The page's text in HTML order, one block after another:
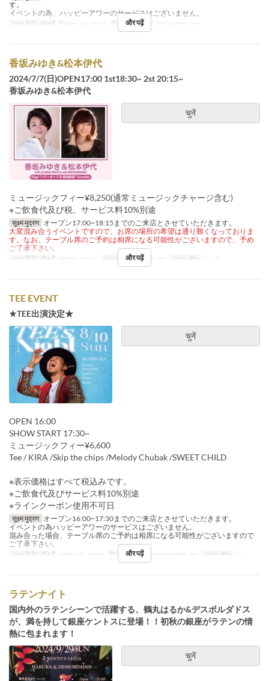
す。
イベントの為、ハッピーアワーのサービスはございません。
मान्य तिथि सीमाएँ दिसम्बर 29, 2024 दिन स भोजन रात का खाना, रात
और पढ़ें
香坂みゆき&松本伊代
2024/7/7(日)OPEN17:00 1st18:30~ 2st 20:15~
香坂みゆき&松本伊代
चुनें
ミュージックフィー¥8,250(通常ミュージックチャージ含む)
※ご飲食代及び税、サービス料10%別途
सूक्ष्म मुद्रण オープン17:00~18:15までのご来店とさせていただきます。
大変混み合うイベントですので、お席の場所の希望は通り難くなっておりま
す。なお、テーブル席のご予約は相席になる可能性がございますので、予め
ご了承下さい。
मान्य तिथि सीमाएँ
जुल 07, 2024 भोजन रात का खाना, रात आदेश सीमा 1 ~ 9
और पढ़ें
TEE EVENT
★TEE出演決定★
चुनें
OPEN 16:00
SHOW START 17:30~
ミュージックフィー¥6,600
Tee / KIRA /Skip the chips /Melody Chubak /SWEET CHILD
※表示価格はすべて税込みです。
※ご飲食代及びサービス料10%別途
※ラインクーポン使用不可日
सूक्ष्म मुद्रण オープン16:00~17:30までのご来店とさせていただきます。
イベントの為ハッピーアワーのサービスはございません。
混み合った場合、テーブル席のご予約は相席になる可能性がございますので
ご了承下さい。
मान्य तिथि सीमाएँ
अगस्त 10, 2025 दिन स भोजन रात का खाना, रात आदेश सीमा 1 ~
और पढ़ें
ラテンナイト
国内外のラテンシーンで活躍する、鶴丸はるか&デスボルダドス
が、満を持して銀座ケントスに登場！！初秋の銀座がラテンの情
熱に包まれます！
चुनें